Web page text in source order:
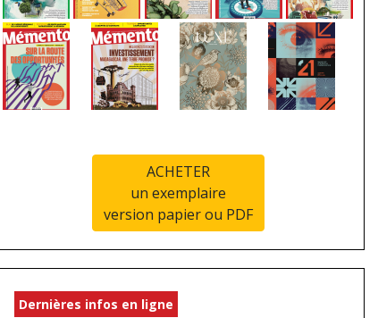
ACHETER
un exemplaire
version papier ou PDF
Dernières infos en ligne